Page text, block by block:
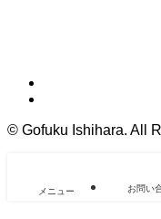
© Gofuku Ishihara. All
メニュー お問い